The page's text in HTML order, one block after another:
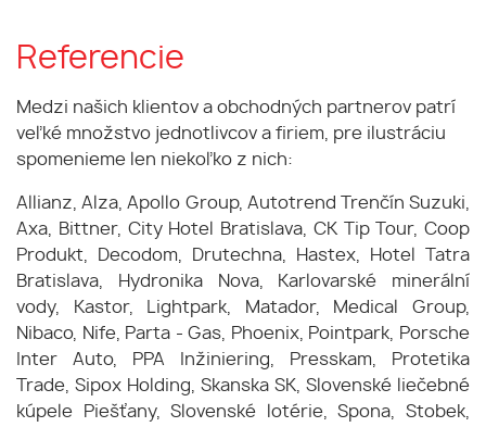
Referencie
Medzi našich klientov a obchodných partnerov patrí
veľké množstvo jednotlivcov a firiem, pre ilustráciu
spomenieme len niekoľko z nich:
Allianz, Alza, Apollo Group, Autotrend Trenčín Suzuki,
Axa, Bittner, City Hotel Bratislava, CK Tip Tour, Coop
Produkt, Decodom, Drutechna, Hastex, Hotel Tatra
Bratislava, Hydronika Nova, Karlovarské minerální
vody, Kastor, Lightpark, Matador, Medical Group,
Nibaco, Nife, Parta - Gas, Phoenix, Pointpark, Porsche
Inter Auto, PPA Inžiniering, Presskam, Protetika
Trade, Sipox Holding, Skanska SK, Slovenské liečebné
kúpele Piešťany, Slovenské lotérie, Spona, Stobek,